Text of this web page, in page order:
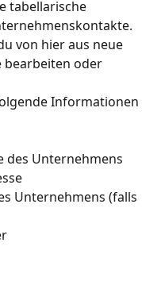
tabellarische
von hier aus neue
bearbeiten oder
Informationen
des Unternehmens
Unternehmens (falls